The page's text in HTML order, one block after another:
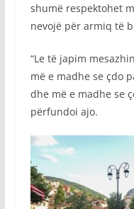
shumë respektohet
nevojë për armiq të
“Le të japim
më e madhe se çdo
dhe më e madhe se
përfundoi ajo.